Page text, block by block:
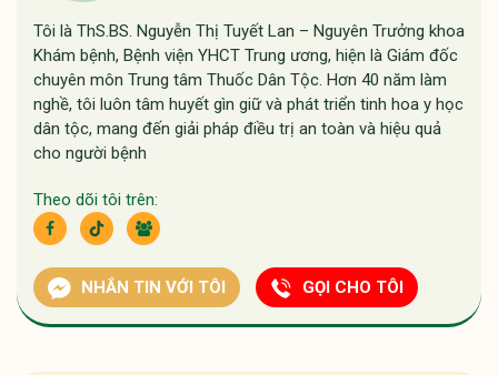
Tôi là ThS.BS. Nguyễn Thị Tuyết Lan – Nguyên Trưởng khoa
Khám bệnh, Bệnh viện YHCT Trung ương, hiện là Giám đốc
chuyên môn Trung tâm Thuốc Dân Tộc. Hơn 40 năm làm
nghề, tôi luôn tâm huyết gìn giữ và phát triển tinh hoa y học
dân tộc, mang đến giải pháp điều trị an toàn và hiệu quả
cho người bệnh
Theo dõi tôi trên:
NHẮN TIN VỚI TÔI GỌI CHO TÔI